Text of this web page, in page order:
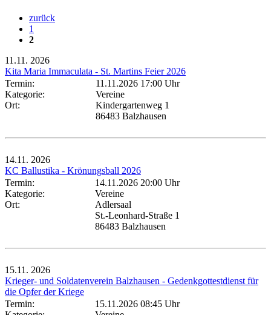
zurück
1
2
11.11. 2026
Kita Maria Immaculata - St. Martins Feier 2026
Termin:
11.11.2026 17:00 Uhr
Kategorie:
Vereine
Ort:
Kindergartenweg 1
86483 Balzhausen
14.11. 2026
KC Ballustika - Krönungsball 2026
Termin:
14.11.2026 20:00 Uhr
Kategorie:
Vereine
Ort:
Adlersaal
St.-Leonhard-Straße 1
86483 Balzhausen
15.11. 2026
Krieger- und Soldatenverein Balzhausen - Gedenkgottestdienst für
die Opfer der Kriege
Termin:
15.11.2026 08:45 Uhr